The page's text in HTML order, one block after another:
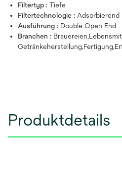
Filtertyp : Tiefe
Filtertechnologie : Adsorbierend
Ausführung : Double Open End
Branchen :
Produktdetails